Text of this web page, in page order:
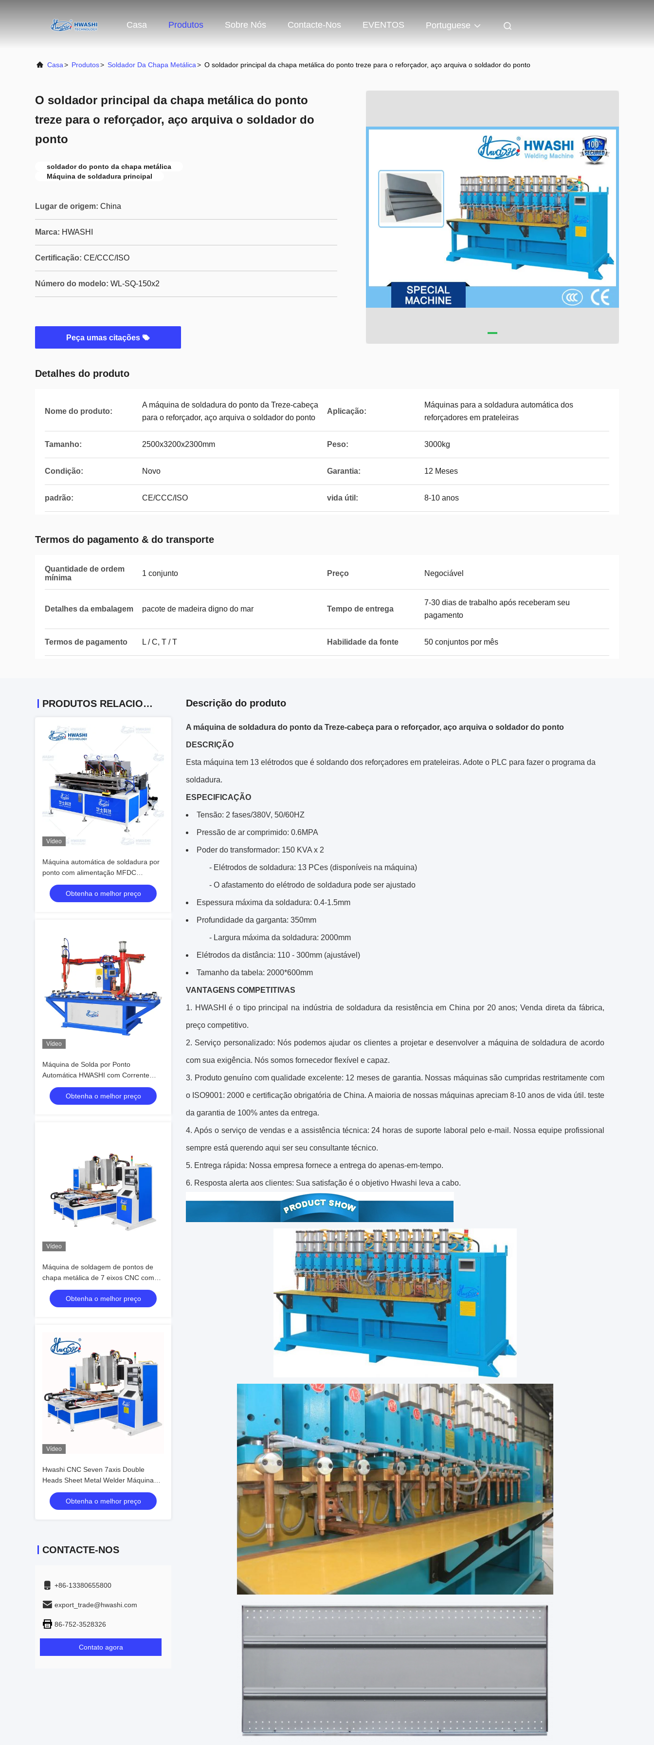
Casa Produtos Sobre Nós Contacte-Nos EVENTOS Portuguese
Casa> Produtos> Soldador Da Chapa Metálica> O soldador principal da chapa metálica do ponto treze para o reforçador, aço arquiva o soldador do ponto
O soldador principal da chapa metálica do ponto
treze para o reforçador, aço arquiva o soldador do
ponto
soldador do ponto da chapa metálica
Máquina de soldadura principal
Lugar de origem: China
Marca: HWASHI
Certificação: CE/CCC/ISO
Número do modelo: WL-SQ-150x2
Peça umas citações
Detalhes do produto
Nome do produto:
A máquina de soldadura do ponto da Treze-cabeça
para o reforçador, aço arquiva o soldador do ponto
Aplicação:
Máquinas para a soldadura automática dos
reforçadores em prateleiras
Tamanho: 2500x3200x2300mm Peso: 3000kg
Condição: Novo Garantia: 12 Meses
padrão: CE/CCC/ISO vida útil: 8-10 anos
Termos do pagamento & do transporte
Quantidade de ordem
mínima
1 conjunto Preço Negociável
Detalhes da embalagem pacote de madeira digno do mar Tempo de entrega
7-30 dias de trabalho após receberam seu
pagamento
Termos de pagamento L / C, T / T Habilidade da fonte 50 conjuntos por mês
PRODUTOS RELACIONADOS
Vídeo
Máquina automática de soldadura por
ponto com alimentação MFDC
controlada por PLC para a soldadura
simultânea em vários pontos de juntas
para automóveis
Obtenha o melhor preço
Vídeo
Máquina de Solda por Ponto
Automática HWASHI com Corrente
Máxima de 34000A, Largura Ajustável
de 1200mm e Tela de Toque Digital
para Chapas Metálicas
Obtenha o melhor preço
Vídeo
Máquina de soldagem de pontos de
chapa metálica de 7 eixos CNC com
fonte de alimentação de inversor de
frequência média
Obtenha o melhor preço
Vídeo
Hwashi CNC Seven 7axis Double
Heads Sheet Metal Welder Máquina
automática de soldagem por pontos
para Squatrack
Obtenha o melhor preço
CONTACTE-NOS
+86-13380655800
export_trade@hwashi.com
86-752-3528326
Contato agora
Descrição do produto
A máquina de soldadura do ponto da Treze-cabeça para o reforçador, aço arquiva o soldador do ponto
DESCRIÇÃO
Esta máquina tem 13 elétrodos que é soldando dos reforçadores em prateleiras. Adote o PLC para fazer o programa da
soldadura.
ESPECIFICAÇÃO
Tensão: 2 fases/380V, 50/60HZ
Pressão de ar comprimido: 0.6MPA
Poder do transformador: 150 KVA x 2
- Elétrodos de soldadura: 13 PCes (disponíveis na máquina)
- O afastamento do elétrodo de soldadura pode ser ajustado
Espessura máxima da soldadura: 0.4-1.5mm
Profundidade da garganta: 350mm
- Largura máxima da soldadura: 2000mm
Elétrodos da distância: 110 - 300mm (ajustável)
Tamanho da tabela: 2000*600mm
VANTAGENS COMPETITIVAS
1. HWASHI é o tipo principal na indústria de soldadura da resistência em China por 20 anos; Venda direta da fábrica,
preço competitivo.
2. Serviço personalizado: Nós podemos ajudar os clientes a projetar e desenvolver a máquina de soldadura de acordo
com sua exigência. Nós somos fornecedor flexível e capaz.
3. Produto genuíno com qualidade excelente: 12 meses de garantia. Nossas máquinas são cumpridas restritamente com
o ISO9001: 2000 e certificação obrigatória de China. A maioria de nossas máquinas apreciam 8-10 anos de vida útil. teste
da garantia de 100% antes da entrega.
4. Após o serviço de vendas e a assistência técnica: 24 horas de suporte laboral pelo e-mail. Nossa equipe profissional
sempre está querendo aqui ser seu consultante técnico.
5. Entrega rápida: Nossa empresa fornece a entrega do apenas-em-tempo.
6. Resposta alerta aos clientes: Sua satisfação é o objetivo Hwashi leva a cabo.